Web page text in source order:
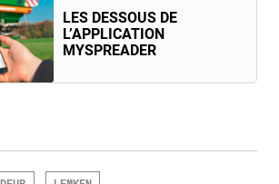
LES DESSOUS DE
L’APPLICATION
MYSPREADER